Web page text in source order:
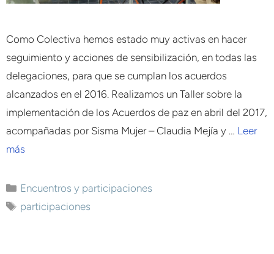
Como Colectiva hemos estado muy activas en hacer
seguimiento y acciones de sensibilización, en todas las
delegaciones, para que se cumplan los acuerdos
alcanzados en el 2016. Realizamos un Taller sobre la
implementación de los Acuerdos de paz en abril del 2017,
acompañadas por Sisma Mujer – Claudia Mejía y … Leer
más
Encuentros y participaciones
participaciones